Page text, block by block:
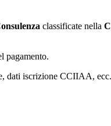
classificate nella
pagamento.
dati iscrizione CCIIAA,